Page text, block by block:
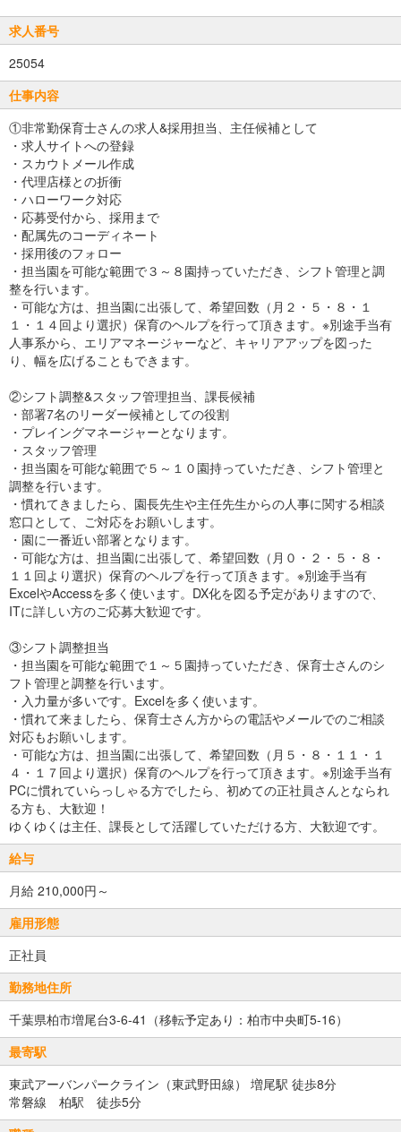
求人番号
25054
仕事内容
①非常勤保育士さんの求人&採用担当、主任候補として
・求人サイトへの登録
・スカウトメール作成
・代理店様との折衝
・ハローワーク対応
・応募受付から、採用まで
・配属先のコーディネート
・採用後のフォロー
・担当園を可能な範囲で３～８園持っていただき、シフト管理と調
整を行います。
・可能な方は、担当園に出張して、希望回数（月２・５・８・１
１・１４回より選択）保育のヘルプを行って頂きます。※別途手当有
人事系から、エリアマネージャーなど、キャリアアップを図った
り、幅を広げることもできます。
②シフト調整&スタッフ管理担当、課長候補
・部署7名のリーダー候補としての役割
・プレイングマネージャーとなります。
・スタッフ管理
・担当園を可能な範囲で５～１０園持っていただき、シフト管理と
調整を行います。
・慣れてきましたら、園長先生や主任先生からの人事に関する相談
窓口として、ご対応をお願いします。
・園に一番近い部署となります。
・可能な方は、担当園に出張して、希望回数（月０・２・５・８・
１１回より選択）保育のヘルプを行って頂きます。※別途手当有
ExcelやAccessを多く使います。DX化を図る予定がありますので、
ITに詳しい方のご応募大歓迎です。
③シフト調整担当
・担当園を可能な範囲で１～５園持っていただき、保育士さんのシ
フト管理と調整を行います。
・入力量が多いです。Excelを多く使います。
・慣れて来ましたら、保育士さん方からの電話やメールでのご相談
対応もお願いします。
・可能な方は、担当園に出張して、希望回数（月５・８・１１・１
４・１７回より選択）保育のヘルプを行って頂きます。※別途手当有
PCに慣れていらっしゃる方でしたら、初めての正社員さんとなられ
る方も、大歓迎！
ゆくゆくは主任、課長として活躍していただける方、大歓迎です。
給与
月給 210,000円～
雇用形態
正社員
勤務地住所
千葉県柏市増尾台3-6-41（移転予定あり：柏市中央町5-16）
最寄駅
東武アーバンパークライン（東武野田線） 増尾駅 徒歩8分
常磐線 柏駅 徒歩5分